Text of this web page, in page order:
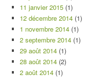
11 janvier 2015 (1)
12 décembre 2014 (1)
1 novembre 2014 (1)
2 septembre 2014 (1)
29 août 2014 (1)
28 août 2014 (2)
2 août 2014 (1)